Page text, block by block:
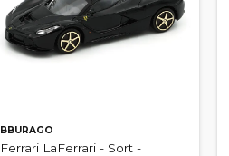
BBURAGO
Ferrari LaFerrari - Sort -